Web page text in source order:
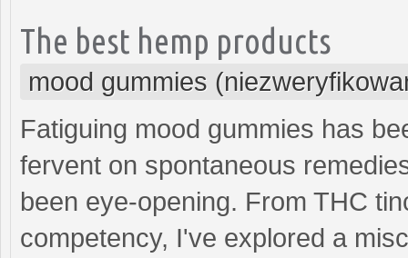
The best hemp products
mood gummies
Fatiguing mood gummies has
fervent on spontaneous
been eye-opening. From THC
competency, I've explored a